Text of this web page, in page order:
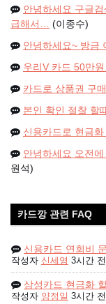
안녕하세요 구글
급해서… (이종수)
안녕하세요~ 방금
우리V 카드 50만
카드로 상품권 구
본인 확인 절찰 할
신용카드로 현금
안녕하세요 오전
원석)
카드깡 관련 FAQ
신용카드 연회비
작성자 신세영 3시간 전
삼성카드 현금화
작성자 양정일 3시간 전